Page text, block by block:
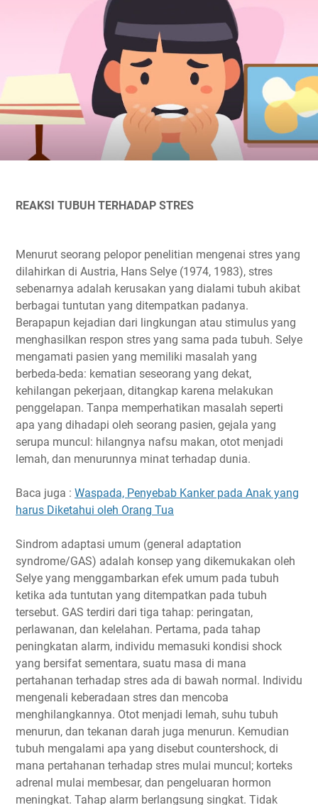
REAKSI TUBUH TERHADAP STRES
Menurut seorang pelopor penelitian mengenai stres yang
dilahirkan di Austria, Hans Selye (1974, 1983), stres
sebenarnya adalah kerusakan yang dialami tubuh akibat
berbagai tuntutan yang ditempatkan padanya.
Berapapun kejadian dari lingkungan atau stimulus yang
menghasilkan respon stres yang sama pada tubuh. Selye
mengamati pasien yang memiliki masalah yang
berbeda-beda: kematian seseorang yang dekat,
kehilangan pekerjaan, ditangkap karena melakukan
penggelapan. Tanpa memperhatikan masalah seperti
apa yang dihadapi oleh seorang pasien, gejala yang
serupa muncul: hilangnya nafsu makan, otot menjadi
lemah, dan menurunnya minat terhadap dunia.
Baca juga : Waspada, Penyebab Kanker pada Anak yang
harus Diketahui oleh Orang Tua
Sindrom adaptasi umum (general adaptation
syndrome/GAS) adalah konsep yang dikemukakan oleh
Selye yang menggambarkan efek umum pada tubuh
ketika ada tuntutan yang ditempatkan pada tubuh
tersebut. GAS terdiri dari tiga tahap: peringatan,
perlawanan, dan kelelahan. Pertama, pada tahap
peningkatan alarm, individu memasuki kondisi shock
yang bersifat sementara, suatu masa di mana
pertahanan terhadap stres ada di bawah normal. Individu
mengenali keberadaan stres dan mencoba
menghilangkannya. Otot menjadi lemah, suhu tubuh
menurun, dan tekanan darah juga menurun. Kemudian
tubuh mengalami apa yang disebut countershock, di
mana pertahanan terhadap stres mulai muncul; korteks
adrenal mulai membesar, dan pengeluaran hormon
meningkat. Tahap alarm berlangsung singkat. Tidak